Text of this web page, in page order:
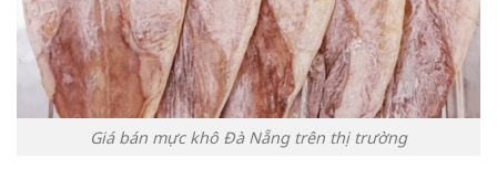
Giá bán mực khô Đà Nẵng trên thị trường